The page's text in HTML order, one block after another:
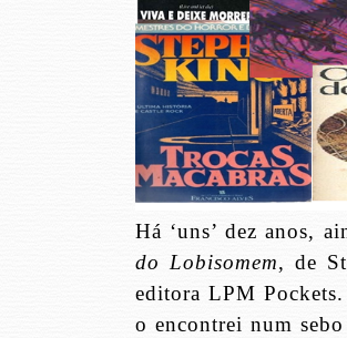
Há ‘uns’ dez anos,
do Lobisomem, de
editora LPM
o encontrei num